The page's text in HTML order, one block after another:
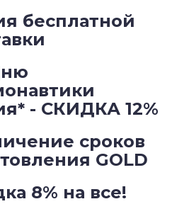
бесплатной
- СКИДКА 12%
сроков
GOLD
8% на все!